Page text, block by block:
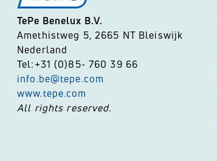
TePe Benelux B.V.
Amethistweg 5, 2665 NT Bleiswijk
Nederland
Tel:+31 (0)85- 760 39 66
info.be@tepe.com
www.tepe.com
All rights reserved.